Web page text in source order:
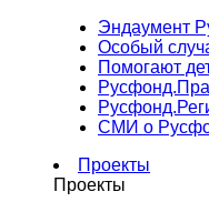
Эндаумент
Особый
Помогают
СМИ о
Проекты
Проекты